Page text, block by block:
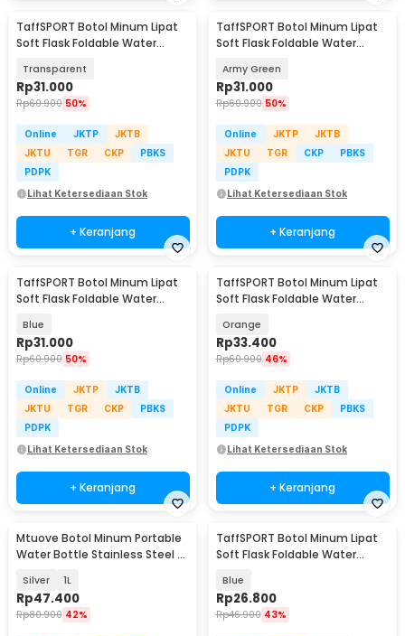
TaffSPORT Botol Minum Lipat
Soft Flask Foldable Water
Transparent
Rp31.000
Rp60.900 50%
Online JKTP
JKTB
JKTU
TGR CKP
PBKS
PDPK
Lihat Ketersediaan Stok
+ Keranjang
TaffSPORT Botol Minum Lipat
Soft Flask Foldable Water
Army Green
Rp31.000
Rp60.900 50%
Online JKTP
JKTB
JKTU
TGR CKP
PBKS
PDPK
Lihat Ketersediaan Stok
+ Keranjang
TaffSPORT Botol Minum Lipat
Soft Flask Foldable Water
Blue
Rp31.000
Rp60.900 50%
Online JKTP
JKTB
JKTU
TGR CKP
PBKS
PDPK
Lihat Ketersediaan Stok
+ Keranjang
TaffSPORT Botol Minum Lipat
Soft Flask Foldable Water
Orange
Rp33.400
Rp60.900 46%
Online JKTP
JKTB
JKTU
TGR CKP
PBKS
PDPK
Lihat Ketersediaan Stok
+ Keranjang
Mtuove Botol Minum Portable
Water Bottle Stainless Steel -
Silver 1L
Rp47.400
Rp80.900 42%
TaffSPORT Botol Minum Lipat
Soft Flask Foldable Water
Blue
Rp26.800
Rp46.900 43%